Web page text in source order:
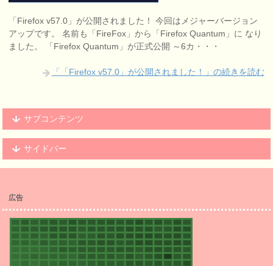
「Firefox v57.0」が公開されました！ 今回はメジャーバージョン
アップです。 名前も「FireFox」から「Firefox Quantum」に なり
ました。 「Firefox Quantum」が正式公開 ～6カ・・・
「「Firefox v57.0」が公開されました！」の続きを読む
サブコンテンツ
サイドバー
広告